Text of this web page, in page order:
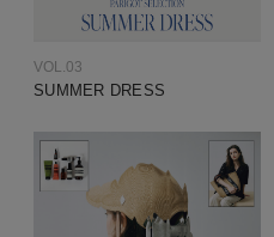
VOL.03
SUMMER DRESS